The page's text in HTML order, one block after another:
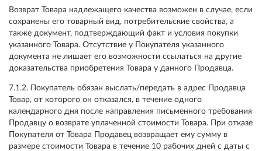
Возврат Товара надлежащего качества возможен в случае, если
сохранены его товарный вид, потребительские свойства, а
также документ, подтверждающий факт и условия покупки
указанного Товара. Отсутствие у Покупателя указанного
документа не лишает его возможности ссылаться на другие
доказательства приобретения Товара у данного Продавца.
7.1.2. Покупатель обязан выслать/передать в адрес Продавца
Товар, от которого он отказался, в течение одного
календарного дня после направления письменного требования
Продавцу о возврате уплаченной стоимости Товара. При отказе
Покупателя от Товара Продавец возвращает ему сумму в
размере стоимости Товара в течение 10 рабочих дней с даты с